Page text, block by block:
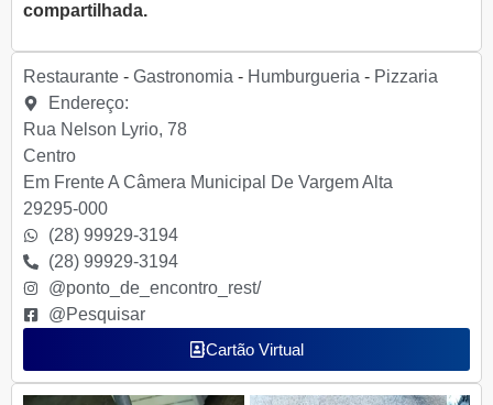
compartilhada.
Restaurante - Gastronomia - Humburgueria - Pizzaria
Endereço:
Rua Nelson Lyrio, 78
Centro
Em Frente A Câmera Municipal De Vargem Alta
29295-000
(28) 99929-3194
(28) 99929-3194
@ponto_de_encontro_rest/
@Pesquisar
Cartão Virtual